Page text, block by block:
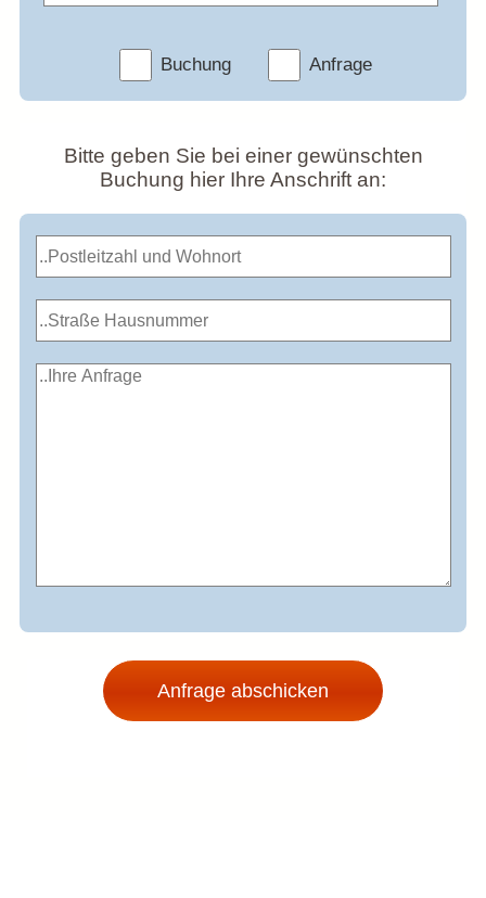
Buchung Anfrage
Bitte geben Sie bei einer gewünschten
Buchung hier Ihre Anschrift an: